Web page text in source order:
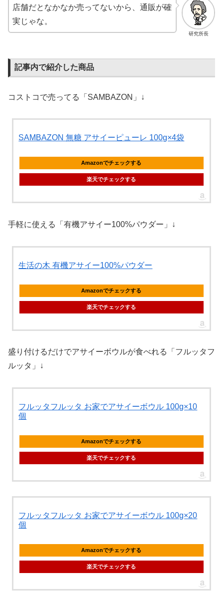
研究所長
店舗だとなかなか売ってないから、通販が確
実じゃな。
記事内で紹介した商品
コストコで売ってる「SAMBAZON」↓
SAMBAZON 無糖 アサイーピューレ 100g×4袋
Amazonでチェックする
楽天でチェックする
手軽に使える「有機アサイー100%パウダー」↓
生活の木 有機アサイー100%パウダー
Amazonでチェックする
楽天でチェックする
盛り付けるだけでアサイーボウルが食べれる「フルッタフ
ルッタ」↓
フルッタフルッタ お家でアサイーボウル 100g×10
個
Amazonでチェックする
楽天でチェックする
フルッタフルッタ お家でアサイーボウル 100g×20
個
Amazonでチェックする
楽天でチェックする